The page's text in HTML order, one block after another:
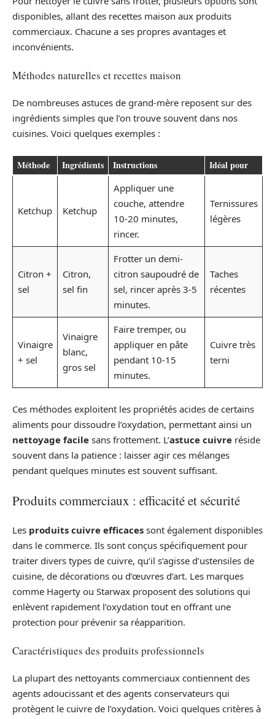
disponibles, allant des recettes maison aux produits
commerciaux. Chacune a ses propres avantages et
inconvénients.
Méthodes naturelles et recettes maison
De nombreuses astuces de grand-mère reposent sur des
ingrédients simples que l’on trouve souvent dans nos
cuisines. Voici quelques exemples :
Méthode Ingrédients Instructions Idéal pour
Ketchup Ketchup
Appliquer une
couche, attendre
10-20 minutes,
rincer.
Ternissures
légères
Citron +
sel
Citron,
sel fin
Frotter un demi-
citron saupoudré de
sel, rincer après 3-5
minutes.
Taches
récentes
Vinaigre
+ sel
Vinaigre
blanc,
gros sel
Faire tremper, ou
appliquer en pâte
pendant 10-15
minutes.
Cuivre très
terni
Ces méthodes exploitent les propriétés acides de certains
aliments pour dissoudre l’oxydation, permettant ainsi un
nettoyage facile sans frottement. L’astuce cuivre réside
souvent dans la patience : laisser agir ces mélanges
pendant quelques minutes est souvent suffisant.
Produits commerciaux : efficacité et sécurité
Les produits cuivre efficaces sont également disponibles
dans le commerce. Ils sont conçus spécifiquement pour
traiter divers types de cuivre, qu’il s’agisse d’ustensiles de
cuisine, de décorations ou d’œuvres d’art. Les marques
comme Hagerty ou Starwax proposent des solutions qui
enlèvent rapidement l’oxydation tout en offrant une
protection pour prévenir sa réapparition.
Caractéristiques des produits professionnels
La plupart des nettoyants commerciaux contiennent des
agents adoucissant et des agents conservateurs qui
protègent le cuivre de l’oxydation. Voici quelques critères à